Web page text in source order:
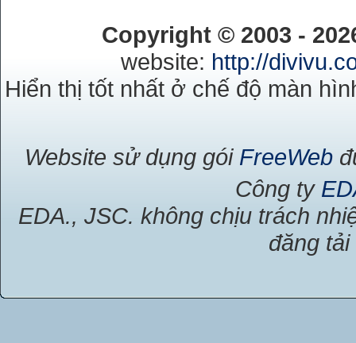
Copyright © 2003 -
website: http://
Hiển thị tốt nhất ở chế độ màn
Website sử dụng gói FreeWeb
Công ty
EDA., JSC. không chịu trách
đăng